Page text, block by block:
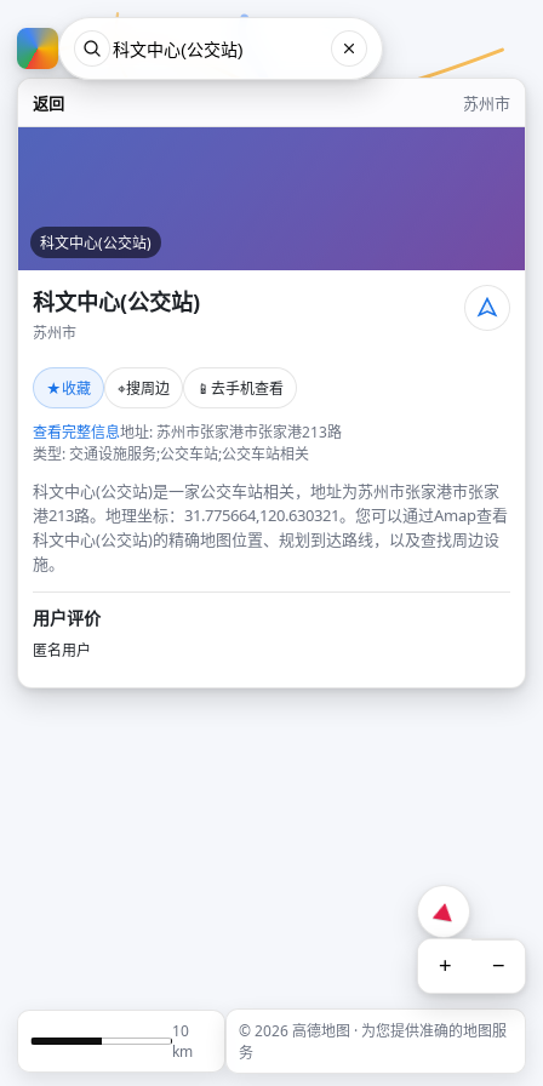
返回 苏州市
科文中心(公交站)
科文中心(公交站)
苏州市
★收藏 ⌖搜周边 📱 去手机查看
查看完整信息地址: 苏州市张家港市张家港213路
类型: 交通设施服务;公交车站;公交车站相关
科文中心(公交站)是一家公交车站相关，地址为苏州市张家港市张家
港213路。地理坐标：31.775664,120.630321。您可以通过Amap查看
科文中心(公交站)的精确地图位置、规划到达路线，以及查找周边设
施。
用户评价
匿名用户
+ −
10
km
© 2026 高德地图 · 为您提供准确的地图服
务